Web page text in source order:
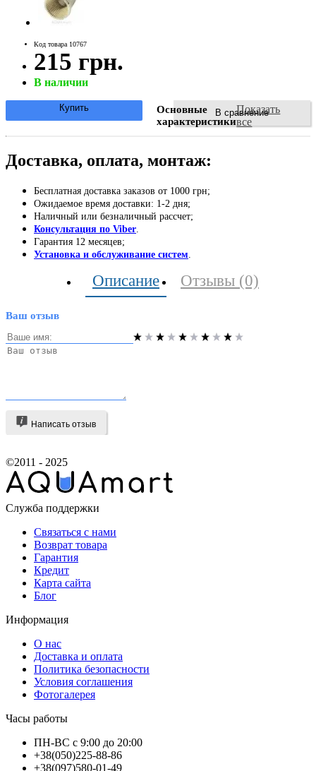
Код товара 10767
215 грн.
В наличии
В сравнение
Купить
Основные
характеристики
Показать
все
Доставка, оплата, монтаж:
Бесплатная доставка заказов от 1000 грн;
Ожидаемое время доставки: 1-2 дня;
Наличный или безналичный рассчет;
Консультация по Viber
Гарантия 12 месяцев;
Установка и обслуживание систем
Описание Отзывы (0)
Ваш отзыв
Написать отзыв
©2011 - 2025
Служба поддержки
Связаться с нами
Возврат товара
Гарантия
Кредит
Карта сайта
Блог
Информация
О нас
Доставка и оплата
Политика безопасности
Условия соглашения
Фотогалерея
Часы работы
ПН-ВС с 9:00 до 20:00
+38(050)225-88-86
+38(097)580-01-49